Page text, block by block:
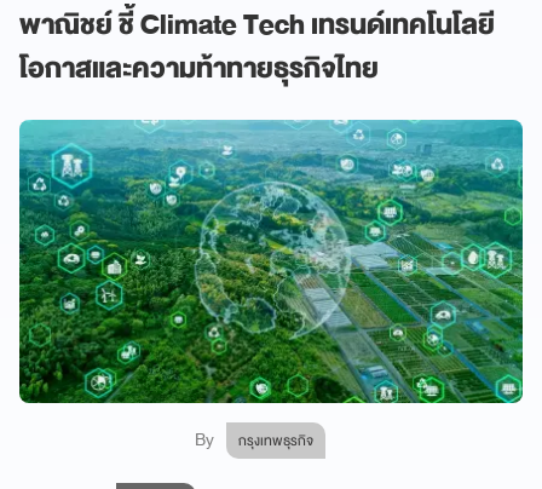
พาณิชย์ ชี้ Climate Tech เทรนด์เทคโนโลยี
โอกาสและความท้าทายธุรกิจไทย
By กรุงเทพธุรกิจ